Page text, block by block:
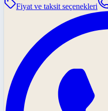
Fiyat ve taksit seçenekleri